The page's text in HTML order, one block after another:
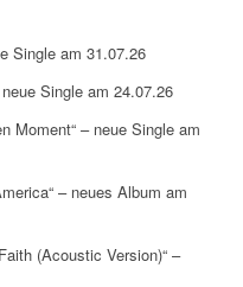
Single am 31.07.26
Single am 24.07.26
Moment“ – neue Single am
– neues Album am
(Acoustic Version)“ –